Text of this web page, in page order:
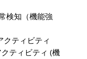
検知（機能強
クティビティ
ティビティ (機